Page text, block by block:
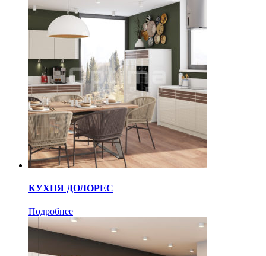
КУХНЯ ДОЛОРЕС
Подробнее